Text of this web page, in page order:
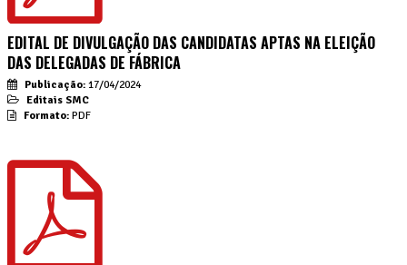
EDITAL DE DIVULGAÇÃO DAS CANDIDATAS APTAS NA ELEIÇÃO
DAS DELEGADAS DE FÁBRICA
Publicação: 17/04/2024
Editais SMC
Formato: PDF